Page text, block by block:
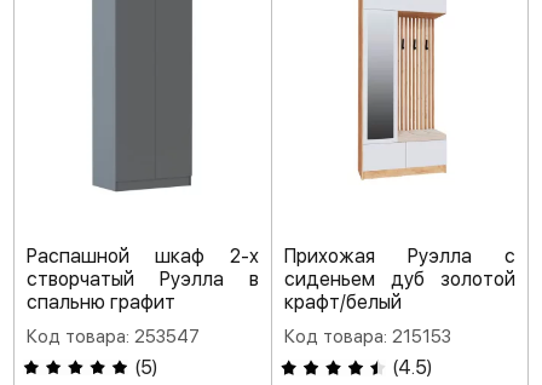
Распашной шкаф 2-х
створчатый Руэлла в
спальню графит
Код товара: 253547
(5)
Прихожая Руэлла с
сиденьем дуб золотой
крафт/белый
Код товара: 215153
(4.5)